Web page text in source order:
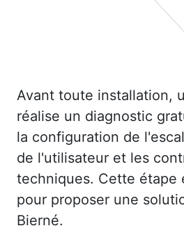
Avant toute installation,
réalise un diagnostic
la configuration de
de l'utilisateur et les
techniques. Cette étape
pour proposer une
Bierné.